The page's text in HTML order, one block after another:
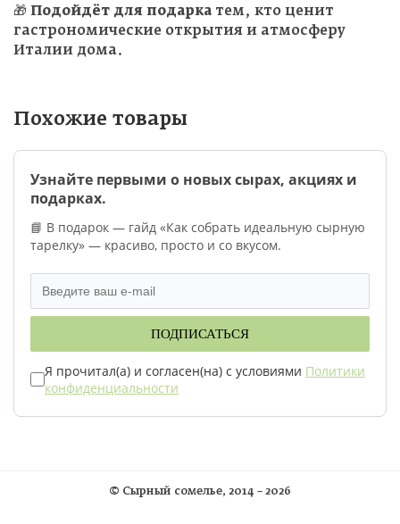
🎁 Подойдёт для подарка тем, кто ценит
гастрономические открытия и атмосферу
Италии дома.
Похожие товары
Узнайте первыми о новых сырах, акциях и
подарках.
📘 В подарок — гайд «Как собрать идеальную сырную
тарелку» — красиво, просто и со вкусом.
ПОДПИСАТЬСЯ
Я прочитал(а) и согласен(на) с условиями Политики
конфиденциальности
© Сырный сомелье, 2014 – 2026